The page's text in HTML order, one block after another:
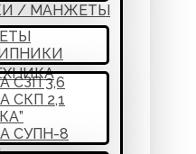
/ МАНЖЕТЫ
СЗП 3,6
СКП 2,1
СУПН-8